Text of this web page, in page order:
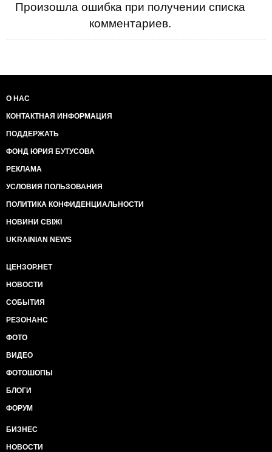
Произошла ошибка при получении списка
комментариев.
О НАС
КОНТАКТНАЯ ИНФОРМАЦИЯ
ПОДДЕРЖАТЬ
ФОНД ЮРИЯ БУТУСОВА
РЕКЛАМА
УСЛОВИЯ ПОЛЬЗОВАНИЯ
ПОЛИТИКА КОНФИДЕНЦИАЛЬНОСТИ
НОВИНИ СВІЖІ
UKRAINIAN NEWS
ЦЕНЗОР.НЕТ
НОВОСТИ
СОБЫТИЯ
РЕЗОНАНС
ФОТО
ВИДЕО
ФОТОШОПЫ
БЛОГИ
ФОРУМ
БИЗНЕС
НОВОСТИ